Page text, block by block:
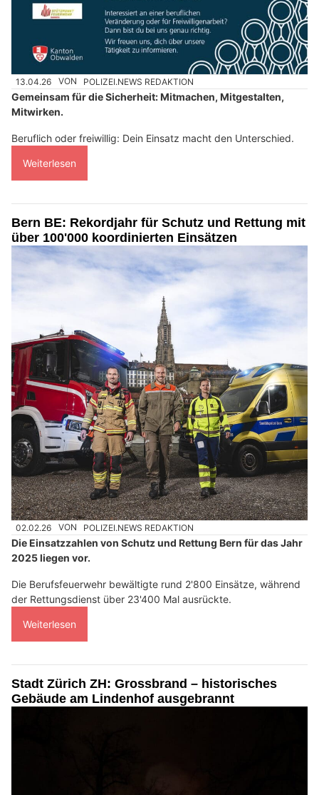
13.04.26 VON POLIZEI.NEWS REDAKTION
Gemeinsam für die Sicherheit: Mitmachen, Mitgestalten,
Mitwirken.
Beruflich oder freiwillig: Dein Einsatz macht den Unterschied.
Weiterlesen
Bern BE: Rekordjahr für Schutz und Rettung mit
über 100'000 koordinierten Einsätzen
02.02.26 VON POLIZEI.NEWS REDAKTION
Die Einsatzzahlen von Schutz und Rettung Bern für das Jahr
2025 liegen vor.
Die Berufsfeuerwehr bewältigte rund 2'800 Einsätze, während
der Rettungsdienst über 23'400 Mal ausrückte.
Weiterlesen
Stadt Zürich ZH: Grossbrand – historisches
Gebäude am Lindenhof ausgebrannt